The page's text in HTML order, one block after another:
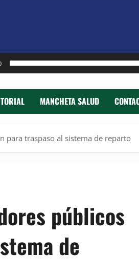
MANCHETA SALUD
para traspaso al sistema de reparto
públicos
de